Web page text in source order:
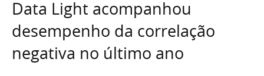
Data Light acompanhou
desempenho da correlação
negativa no último ano